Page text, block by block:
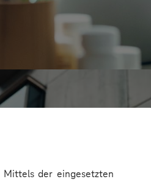
Mittels der eingesetzten